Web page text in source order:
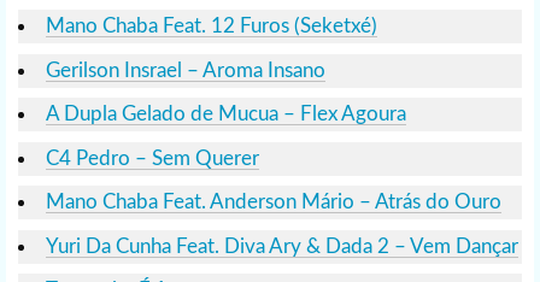
Mano Chaba Feat. 12 Furos (Seketxé)
Gerilson Insrael – Aroma Insano
A Dupla Gelado de Mucua – Flex Agoura
C4 Pedro – Sem Querer
Mano Chaba Feat. Anderson Mário – Atrás do Ouro
Yuri Da Cunha Feat. Diva Ary & Dada 2 – Vem Dançar